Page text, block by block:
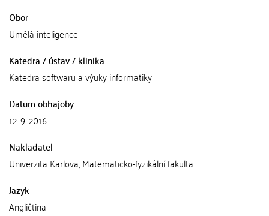
Obor
Umělá inteligence
Katedra / ústav / klinika
Katedra softwaru a výuky informatiky
Datum obhajoby
12. 9. 2016
Nakladatel
Univerzita Karlova, Matematicko-fyzikální fakulta
Jazyk
Angličtina